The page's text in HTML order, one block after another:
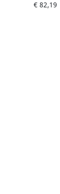
€ 82,19